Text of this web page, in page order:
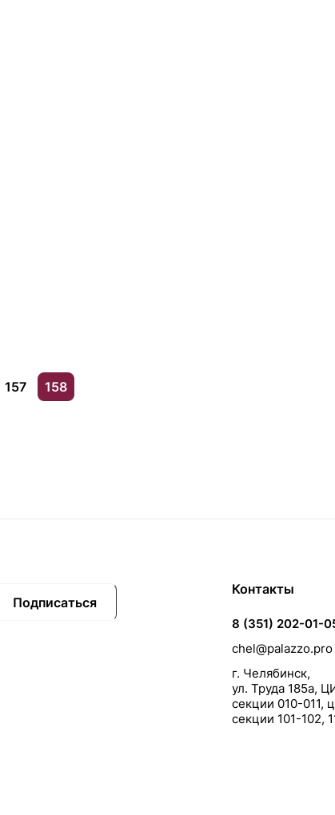
157 158
Подписаться
Контакты
8 (351) 202-01-
chel@palazzo.pro
г. Челябинск,
ул. Труда 185а,
секции 010-011,
секции 101-102,